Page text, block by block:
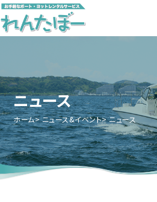
ニュース
ホーム ニュース&イベント ニュース